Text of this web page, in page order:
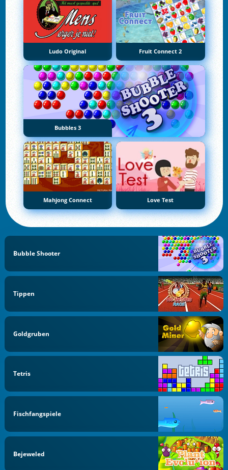
Ludo Original Fruit Connect 2
Bubbles 3
Mahjong Connect Love Test
Bubble Shooter
Tippen
Goldgruben
Tetris
Fischfangspiele
Bejeweled